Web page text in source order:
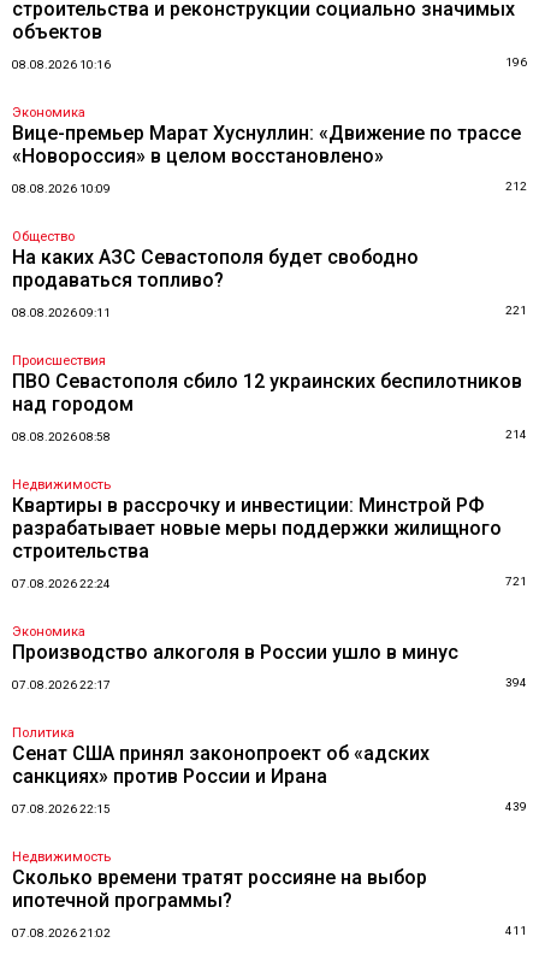
строительства и реконструкции социально значимых
объектов
08.08.2026 10:16 196
Экономика
Вице-премьер Марат Хуснуллин: «Движение по трассе
«Новороссия» в целом восстановлено»
08.08.2026 10:09 212
Общество
На каких АЗС Севастополя будет свободно
продаваться топливо?
08.08.2026 09:11 221
Происшествия
ПВО Севастополя сбило 12 украинских беспилотников
над городом
08.08.2026 08:58 214
Недвижимость
Квартиры в рассрочку и инвестиции: Минстрой РФ
разрабатывает новые меры поддержки жилищного
строительства
07.08.2026 22:24 721
Экономика
Производство алкоголя в России ушло в минус
07.08.2026 22:17 394
Политика
Сенат США принял законопроект об «адских
санкциях» против России и Ирана
07.08.2026 22:15 439
Недвижимость
Сколько времени тратят россияне на выбор
ипотечной программы?
07.08.2026 21:02 411